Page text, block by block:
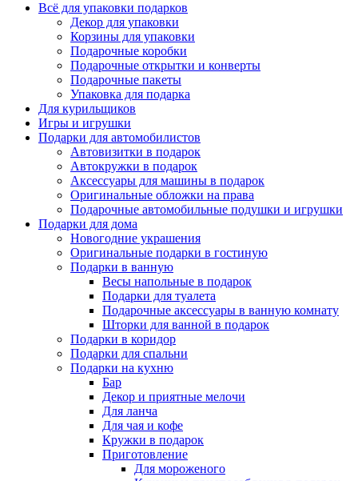
Всё для упаковки подарков
Декор для упаковки
Корзины для упаковки
Подарочные коробки
Подарочные открытки и конверты
Подарочные пакеты
Упаковка для подарка
Для курильщиков
Игры и игрушки
Подарки для автомобилистов
Автовизитки в подарок
Автокружки в подарок
Аксессуары для машины в подарок
Оригинальные обложки на права
Подарочные автомобильные подушки и игрушки
Подарки для дома
Новогодние украшения
Оригинальные подарки в гостиную
Подарки в ванную
Весы напольные в подарок
Подарки для туалета
Подарочные аксессуары в ванную комнату
Шторки для ванной в подарок
Подарки в коридор
Подарки для спальни
Подарки на кухню
Бар
Декор и приятные мелочи
Для ланча
Для чая и кофе
Кружки в подарок
Приготовление
Для мороженого